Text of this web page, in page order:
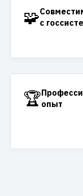
🧩с
🏆опыт